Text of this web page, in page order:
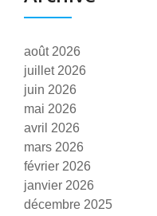
août 2026
juillet 2026
juin 2026
mai 2026
avril 2026
mars 2026
février 2026
janvier 2026
décembre 2025